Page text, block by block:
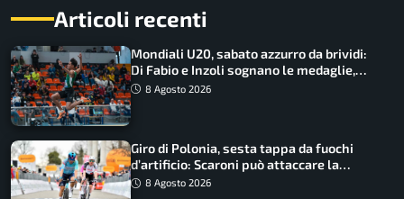
Articoli recenti
Mondiali U20, sabato azzurro da brividi:
Di Fabio e Inzoli sognano le medaglie,
Castellani e Succo in finale
8 Agosto 2026
Giro di Polonia, sesta tappa da fuochi
d’artificio: Scaroni può attaccare la
maglia di Lemmen
8 Agosto 2026